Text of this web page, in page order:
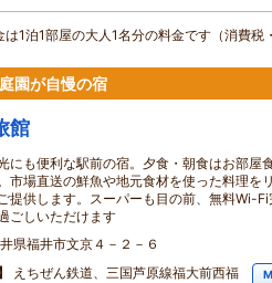
は1泊1部屋の大人1名分の料金です（消費税
園が自慢の宿
館
にも便利な駅前の宿。夕食・朝食はお部屋
市場直送の鮮魚や地元食材を使った料理を
提供します。スーパーも目の前、無料Wi-Fi
ごしいただけます
県福井市文京４－２－６
えちぜん鉄道、三国芦原線福大前西福